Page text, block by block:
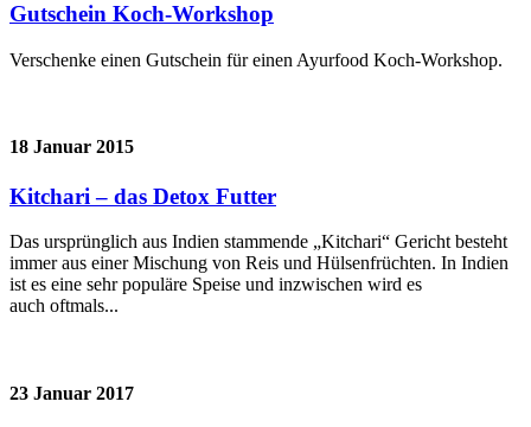
Gutschein Koch-Workshop
Verschenke einen Gutschein für einen Ayurfood Koch-Workshop.
18 Januar 2015
Kitchari – das Detox Futter
Das ursprünglich aus Indien stammende „Kitchari“ Gericht besteht
immer aus einer Mischung von Reis und Hülsenfrüchten. In Indien
ist es eine sehr populäre Speise und inzwischen wird es
auch oftmals...
23 Januar 2017